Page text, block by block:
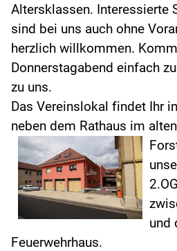
Altersklassen. Interessierte
sind bei uns auch ohne
herzlich willkommen.
Donnerstagabend einfach
zu uns.
Das Vereinslokal findet Ihr
neben dem Rathaus im
und
Feuerwehrhaus.